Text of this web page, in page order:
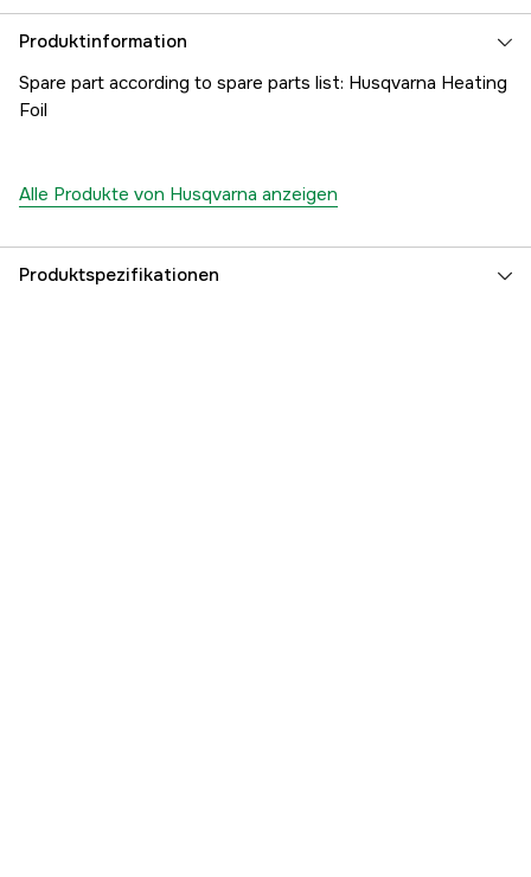
Produktinformation
Spare part according to spare parts list: Husqvarna Heating
Foil
Alle Produkte von Husqvarna anzeigen
Produktspezifikationen